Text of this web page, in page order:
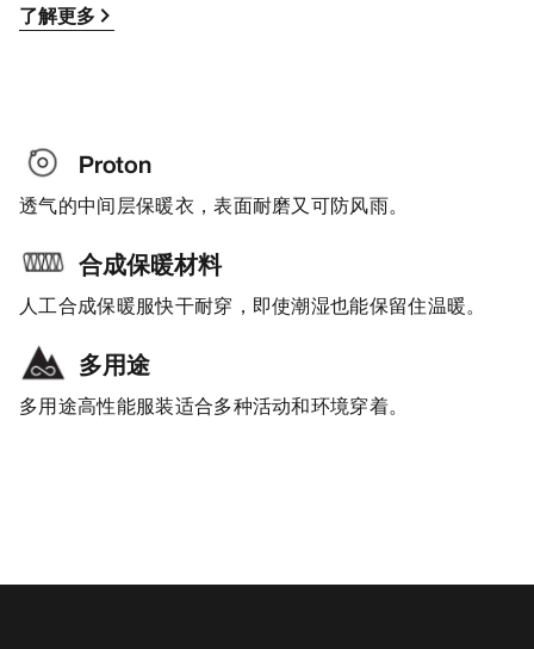
了解更多
Proton
透气的中间层保暖衣，表面耐磨又可防风雨。
合成保暖材料
人工合成保暖服快干耐穿，即使潮湿也能保留住温暖。
多用途
多用途高性能服装适合多种活动和环境穿着。